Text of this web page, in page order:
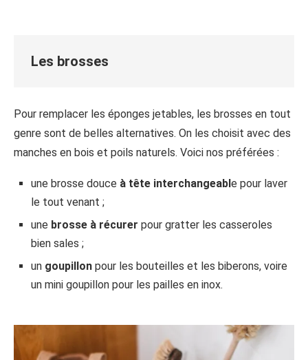
Les brosses
Pour remplacer les éponges jetables, les brosses en tout
genre sont de belles alternatives. On les choisit avec des
manches en bois et poils naturels. Voici nos préférées :
une brosse douce à tête interchangeable pour laver
le tout venant ;
une brosse à récurer pour gratter les casseroles
bien sales ;
un goupillon pour les bouteilles et les biberons, voire
un mini goupillon pour les pailles en inox.